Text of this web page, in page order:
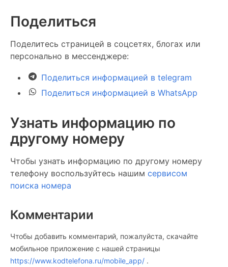
Поделиться
Поделитесь страницей в соцсетях, блогах или
персонально в мессенджере:
Поделиться информацией в telegram
Поделиться информацией в WhatsApp
Узнать информацию по
другому номеру
Чтобы узнать информацию по другому номеру
телефону воспользуйтесь нашим сервисом
поиска номера
Комментарии
Чтобы добавить комментарий, пожалуйста, скачайте
мобильное приложение c нашей страницы
https://www.kodtelefona.ru/mobile_app/ .